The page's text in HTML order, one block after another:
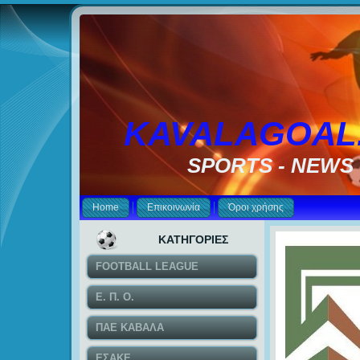
SPORTS - NEWS
Home Επικοινωνία Όροι χρήσης
ΚΑΤΗΓΟΡΙΕΣ
FOOTBALL LEAGUE
Ε. Π. Ο.
ΠΑΕ ΚΑΒΑΛΑ